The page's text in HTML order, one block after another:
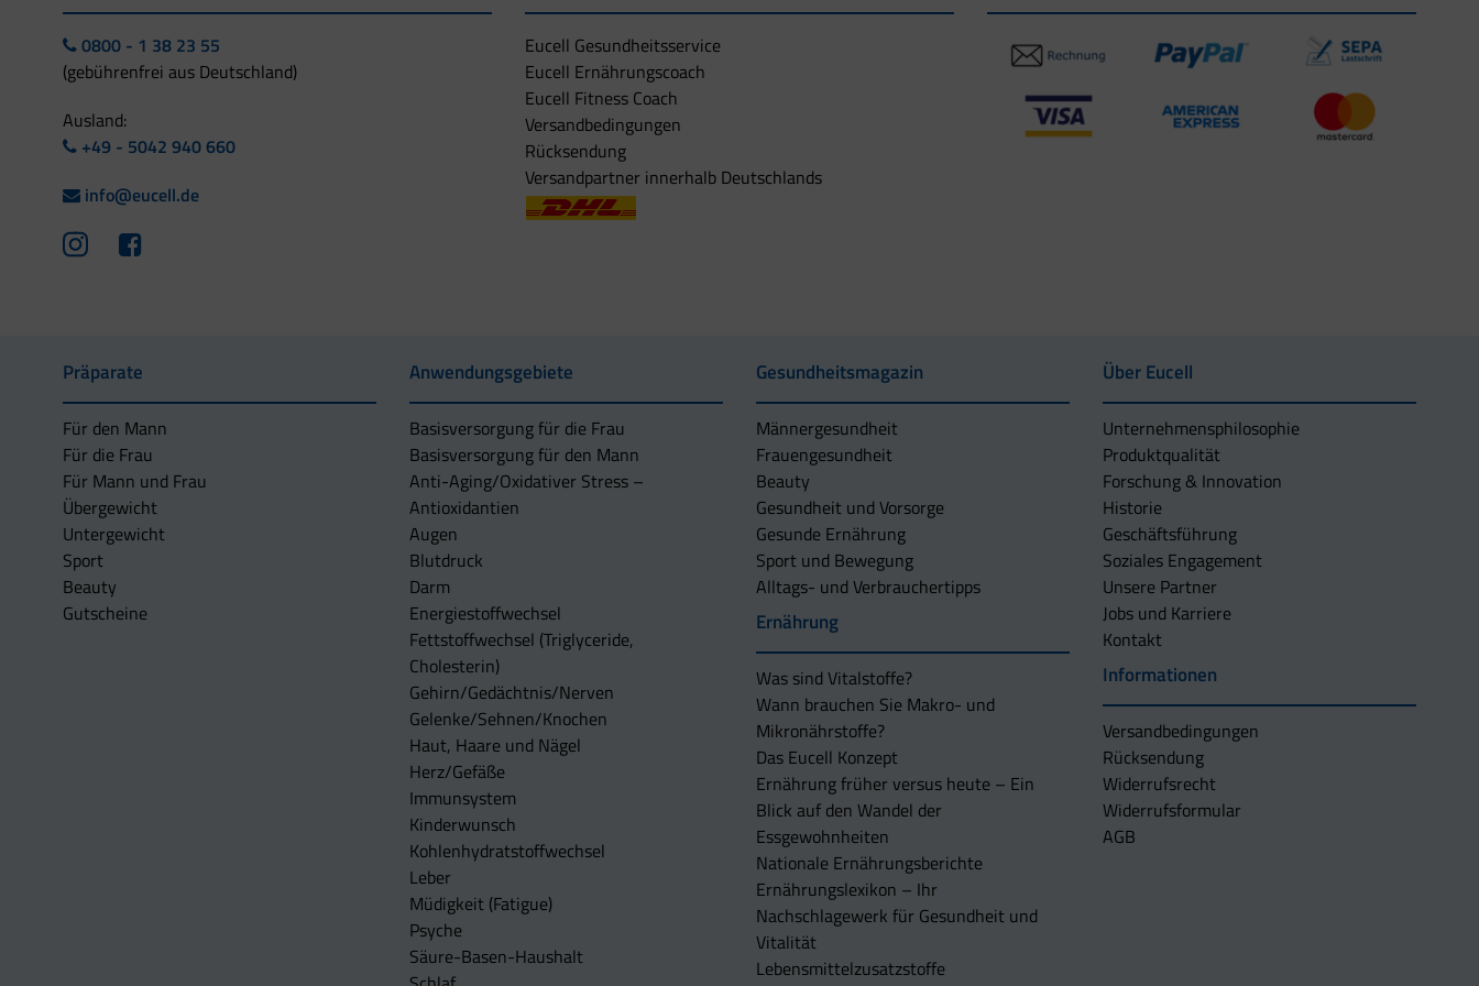
0800 - 1 38 23 55
(gebührenfrei aus Deutschland)
Ausland:
+49 - 5042 940 660
info@eucell.de
Eucell Gesundheitsservice
Eucell Ernährungscoach
Eucell Fitness Coach
Versandbedingungen
Rücksendung
Versandpartner innerhalb Deutschlands
Präparate
Für den Mann
Für die Frau
Für Mann und Frau
Übergewicht
Untergewicht
Sport
Beauty
Gutscheine
Anwendungsgebiete
Basisversorgung für die Frau
Basisversorgung für den Mann
Anti-Aging/Oxidativer Stress –
Antioxidantien
Augen
Blutdruck
Darm
Energiestoffwechsel
Fettstoffwechsel (Triglyceride,
Cholesterin)
Gehirn/Gedächtnis/Nerven
Gelenke/Sehnen/Knochen
Haut, Haare und Nägel
Herz/Gefäße
Immunsystem
Kinderwunsch
Kohlenhydratstoffwechsel
Leber
Müdigkeit (Fatigue)
Psyche
Säure-Basen-Haushalt
Gesundheitsmagazin
Männergesundheit
Frauengesundheit
Beauty
Gesundheit und Vorsorge
Gesunde Ernährung
Sport und Bewegung
Alltags- und Verbrauchertipps
Ernährung
Was sind Vitalstoffe?
Wann brauchen Sie Makro- und
Mikronährstoffe?
Das Eucell Konzept
Ernährung früher versus heute – Ein
Blick auf den Wandel der
Essgewohnheiten
Nationale Ernährungsberichte
Ernährungslexikon – Ihr
Nachschlagewerk für Gesundheit und
Vitalität
Lebensmittelzusatzstoffe
Über Eucell
Unternehmens­philosophie
Produktqualität
Forschung & Innovation
Historie
Geschäftsführung
Soziales Engagement
Unsere Partner
Jobs und Karriere
Kontakt
Informationen
Versandbedingungen
Rücksendung
Widerrufsrecht
Widerrufsformular
AGB